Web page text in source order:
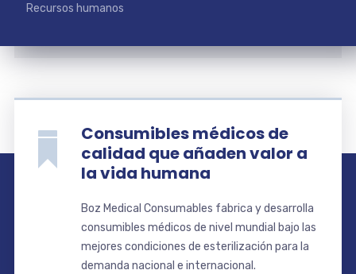
Recursos humanos
Consumibles médicos de
calidad que añaden valor a
la vida humana
Boz Medical Consumables fabrica y desarrolla
consumibles médicos de nivel mundial bajo las
mejores condiciones de esterilización para la
demanda nacional e internacional.